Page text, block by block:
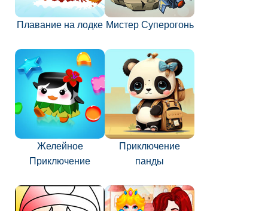
Плавание на лодке Мистер Суперогонь
Желейное
Приключение
Приключение
панды